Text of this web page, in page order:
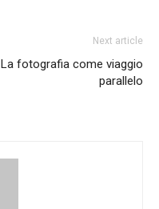
Next article
La fotografia come viaggio
parallelo